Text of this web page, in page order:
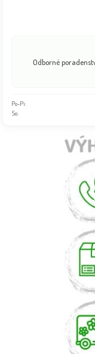
Odborné
Po-Pi:
So: